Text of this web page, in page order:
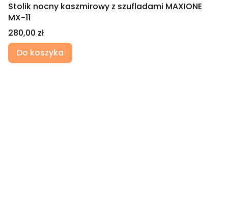
Stolik nocny kaszmirowy z szufladami MAXIONE
MX-11
Cena
280,00 zł
Do koszyka